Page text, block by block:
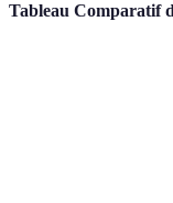
Tableau Comparatif